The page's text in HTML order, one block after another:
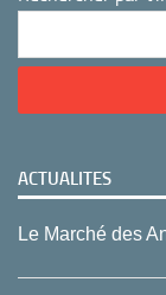
ACTUALITES
Le Marché des